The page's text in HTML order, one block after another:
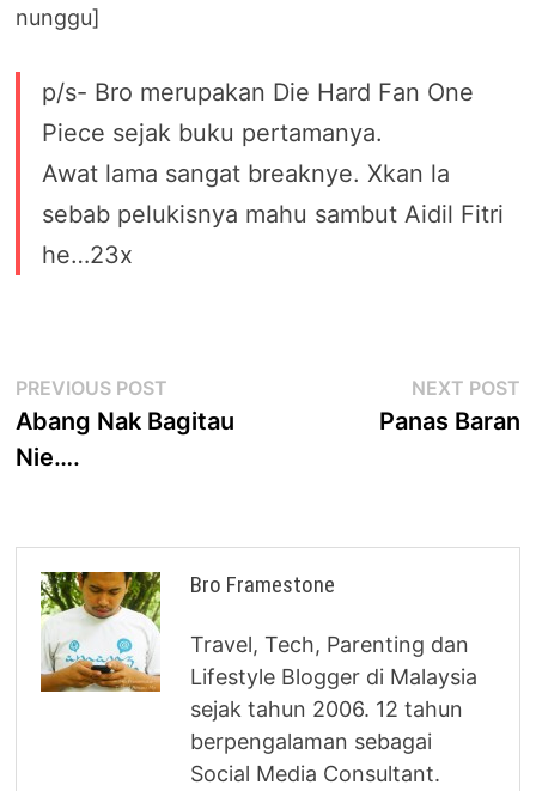
nunggu]
p/s- Bro merupakan Die Hard Fan One
Piece sejak buku pertamanya.
Awat lama sangat breaknye. Xkan la
sebab pelukisnya mahu sambut Aidil Fitri
he…23x
Post
navigation
PREVIOUS POST
post:
Abang Nak Bagitau
Nie….
NEXT POST
Panas Baran
Bro Framestone
Travel, Tech, Parenting dan
Lifestyle Blogger di Malaysia
sejak tahun 2006. 12 tahun
berpengalaman sebagai
Social Media Consultant.